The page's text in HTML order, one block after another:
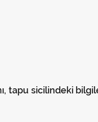
tapu sicilindeki